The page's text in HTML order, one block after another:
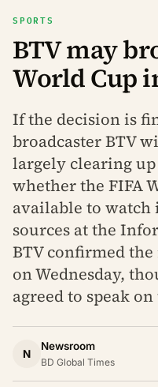
SPORTS
BTV may
World Cup
If the decision is
broadcaster BTV
largely clearing
whether the FIFA
available to watch
sources at the
BTV confirmed
on Wednesday,
agreed to speak
N
Newsroom
BD Global Times